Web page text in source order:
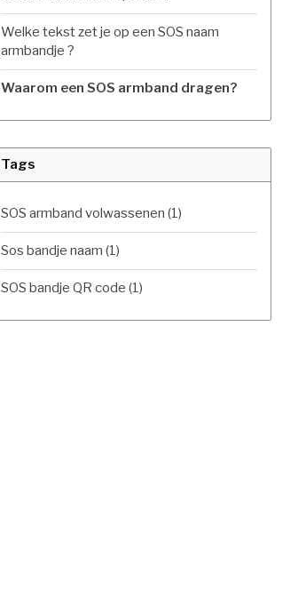
Welke tekst zet je op een SOS naam
armbandje ?
Waarom een SOS armband dragen?
Tags
SOS armband volwassenen (1)
Sos bandje naam (1)
SOS bandje QR code (1)